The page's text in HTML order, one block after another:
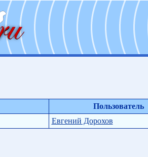
Пользователь
Евгений Дорохов